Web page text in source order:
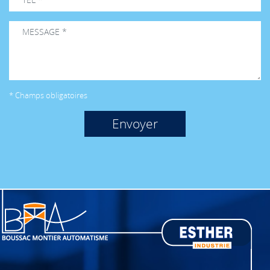
ADG
03CM-
110100
COUDE MALE PP 110 X 4"
03CM-2015
COUDE MALE PP 20 X 1/2"
ADG
03CM-2526
COUDE MALE PP 25 X 1"
ADG
03CM-3220
COUDE MALE PP 32 X 3/4"
03CM-3226
COUDE MALE PP 32 X 1"
* Champs obligatoires